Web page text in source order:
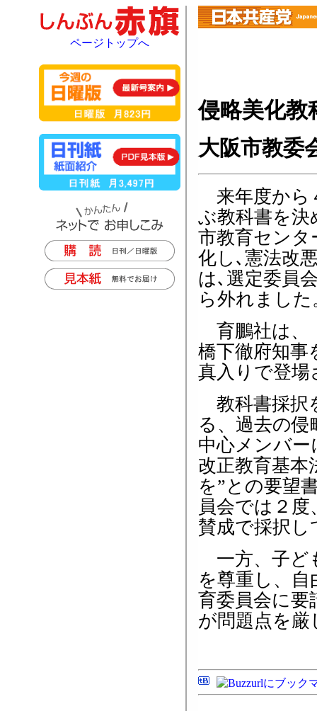
侵略美化教
大阪市教委
来年度から
ぶ教科書を決
市教育センタ
化し､憲法改
は､選定委員
ら外れました
育鵬社は、
橋下徹府知事
真入りで登
教科書採択
る、過去の
中心メンバー
改正教育基本
を”との要望
員会では２
賛成で採択
一方、子ど
を尊重し、
育委員会に要
が問題点を
ページトップへ